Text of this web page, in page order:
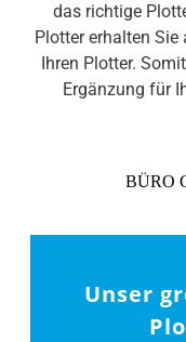
das richtige
Plotter erhalten
Ihren Plotter.
Ergänzung für
BÜRO
Unser